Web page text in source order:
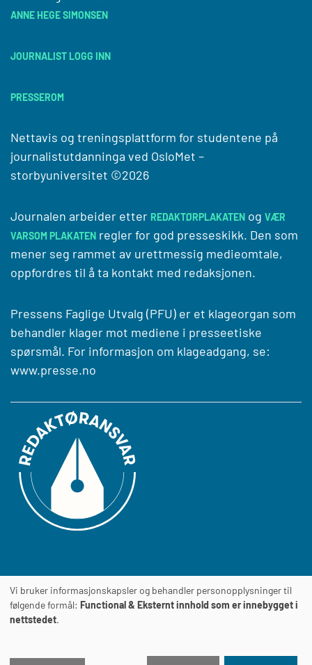
ANNE HEGE SIMONSEN
JOURNALIST LOGG INN
PRESSEROM
Nettavis og treningsplattform for studentene på
journalistutdanninga ved OsloMet –
storbyuniversitet ©2026
Journalen arbeider etter REDAKTØRPLAKATEN og VÆR
VARSOM PLAKATEN regler for god presseskikk. Den som
mener seg rammet av urettmessig medieomtale,
oppfordres til å ta kontakt med redaksjonen.
Pressens Faglige Utvalg (PFU) er et klageorgan som
behandler klager mot mediene i presseetiske
spørsmål. For informasjon om klageadgang, se:
www.presse.no
JournalensTILGJENGELIGHETSERKLÆRING
Vi bruker informasjonskapsler og behandler personopplysninger til
følgende formål: Functional & Eksternt innhold som er innebygget i
nettstedet.